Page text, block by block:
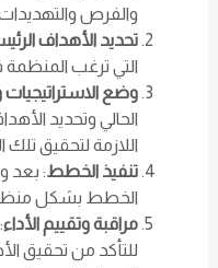
والفرص
تحديد الأهداف
التي ترغب المنظمة
وضع
الحالي وتحديد
اللازمة لتحقيق تلك
تنفيذ الخطط: بعد
الخطط بشكل
مراقبة وتقييم الأداء
للتأكد من تحقيق